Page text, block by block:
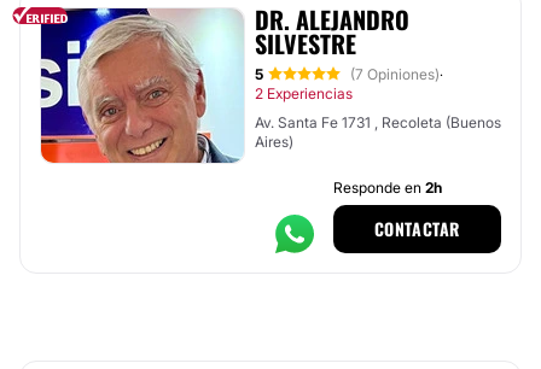
DR. ALEJANDRO
SILVESTRE
5 (7 Opiniones)·
2 Experiencias
Av. Santa Fe 1731 , Recoleta (Buenos
Aires)
Responde en 2h
CONTACTAR